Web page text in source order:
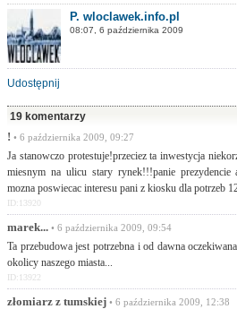
P. wloclawek.info.pl
08:07, 6 października 2009
Udostępnij
19 komentarzy
! • 6 października 2009, 09:27
Ja stanowczo protestuje!przeciez ta inwestycja
miesnym na ulicu stary rynek!!!panie prezydencie
mozna poswiecac interesu pani z kiosku dla potrzeb
ID:13920
marek... • 6 października 2009, 09:54
Ta przebudowa jest potrzebna i od dawna
okolicy naszego miasta...
ID:13922
złomiarz z tumskiej • 6 października 2009, 12:38